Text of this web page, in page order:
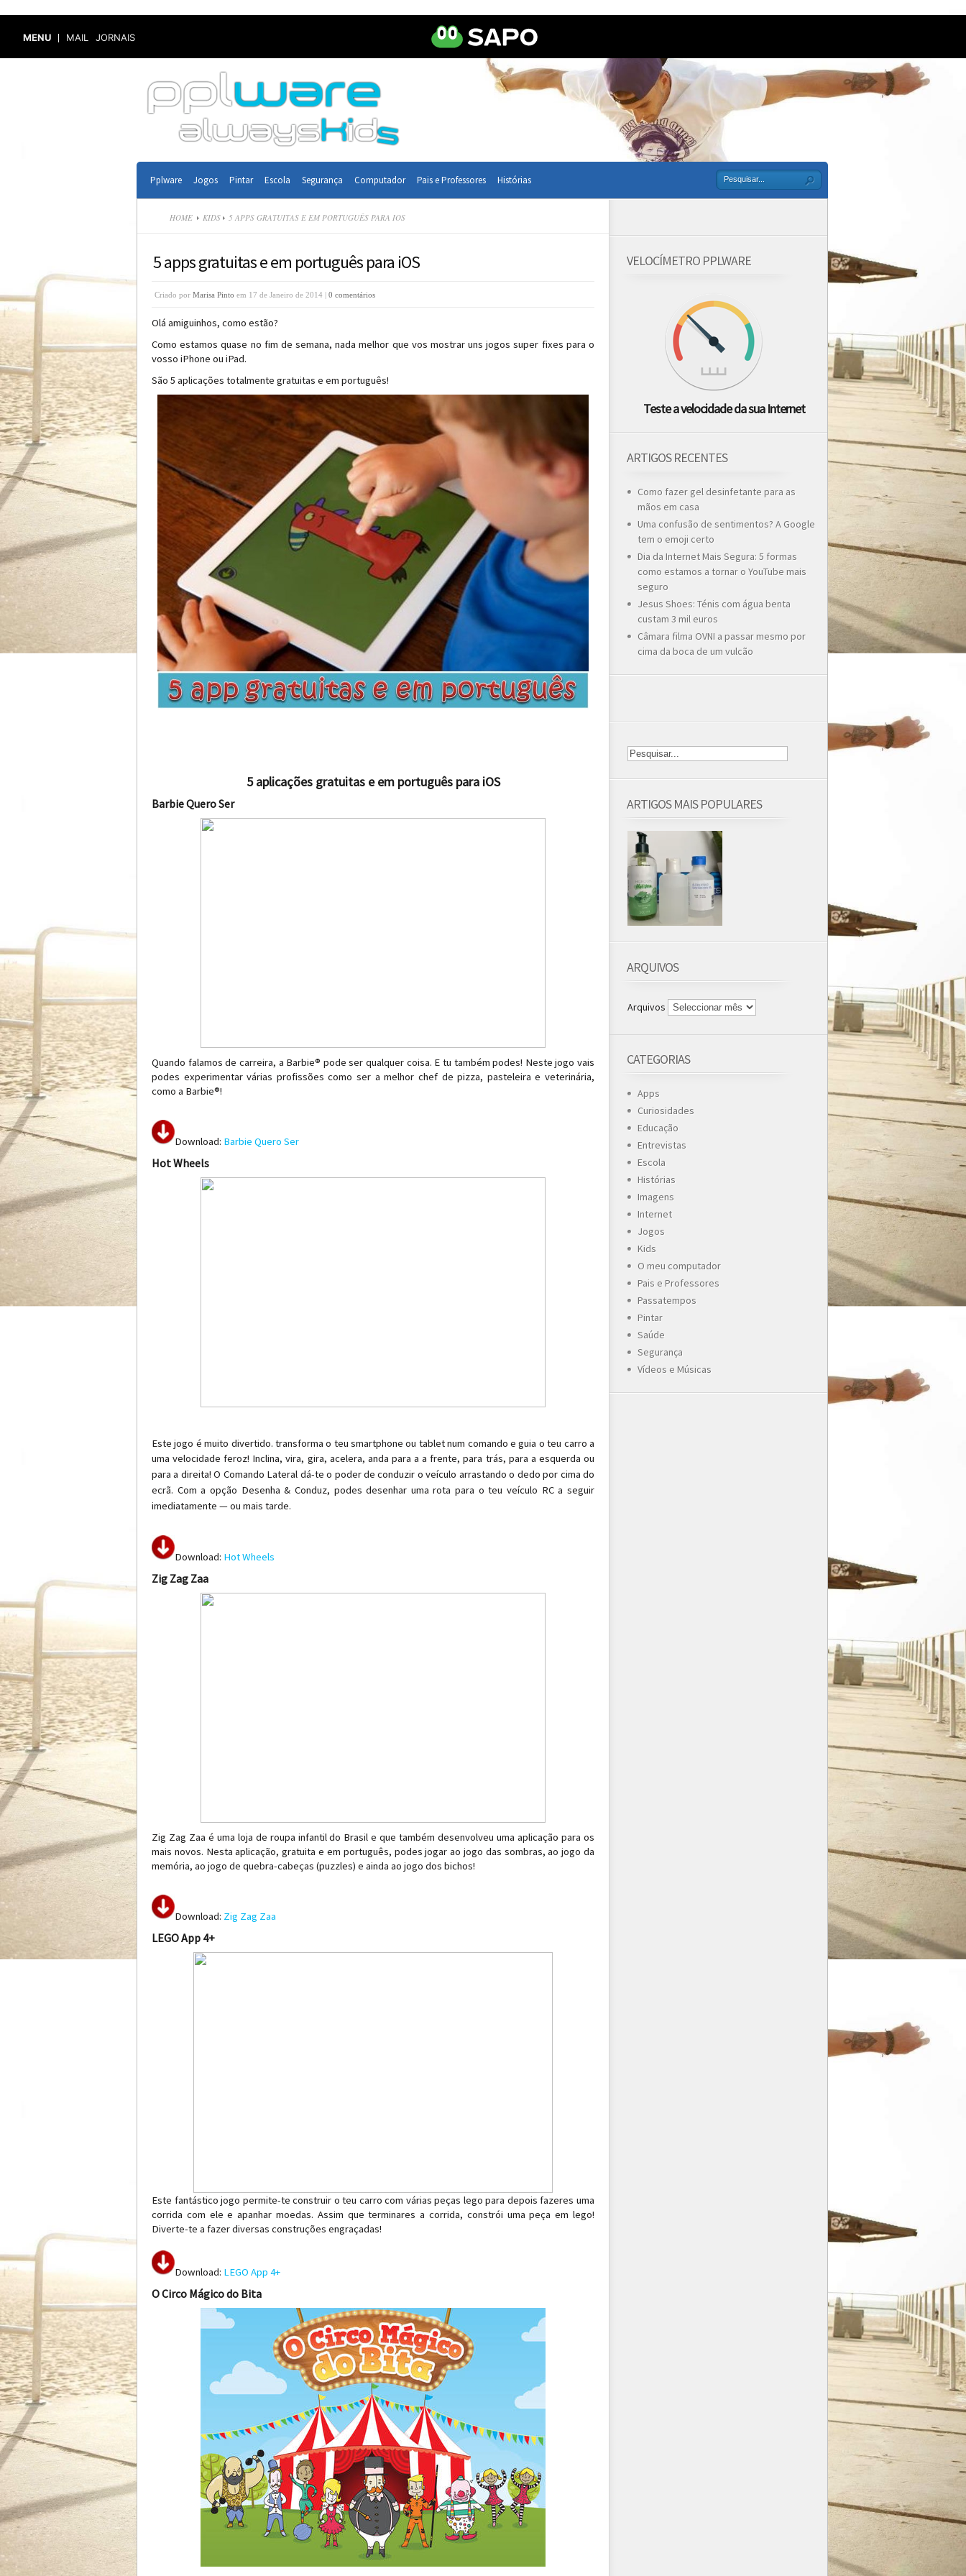
MENU MAIL JORNAIS
Pplware Jogos Pintar Escola Segurança Computador Pais e Professores Histórias
HOME KIDS 5 APPS GRATUITAS E EM PORTUGUÊS PARA IOS
5 apps gratuitas e em português para iOS
Criado por Marisa Pinto em 17 de Janeiro de 2014 | 0 comentários
Olá amiguinhos, como estão?
Como estamos quase no fim de semana, nada melhor que vos mostrar uns jogos super fixes para o
vosso iPhone ou iPad.
São 5 aplicações totalmente gratuitas e em português!
5 aplicações gratuitas e em português para iOS
Barbie Quero Ser
Quando falamos de carreira, a Barbie® pode ser qualquer coisa. E tu também podes! Neste jogo vais
podes experimentar várias profissões como ser a melhor chef de pizza, pasteleira e veterinária,
como a Barbie®!
Download: Barbie Quero Ser
Hot Wheels
Este jogo é muito divertido. transforma o teu smartphone ou tablet num comando e guia o teu carro a
uma velocidade feroz! Inclina, vira, gira, acelera, anda para aa frente, para trás, para a esquerda ou
para a direita!O Comando Lateral dá-te o poder de conduzir o veículo arrastando o dedo por cima do
ecrã. Com a opção Desenha & Conduz, podes desenhar uma rota para o teu veículo RC a seguir
imediatamente — ou mais tarde.
Download: Hot Wheels
Zig Zag Zaa
Zig Zag Zaa é uma loja de roupa infantil do Brasil e que também desenvolveu uma aplicação para os
mais novos. Nesta aplicação, gratuita e em português, podes jogar ao jogo das sombras, ao jogo da
memória, ao jogo de quebra-cabeças (puzzles) e ainda ao jogo dos bichos!
Download: Zig Zag Zaa
LEGO App 4+
Este fantástico jogo permite-te construir o teu carro com várias peças lego para depois fazeres uma
corrida com ele e apanhar moedas. Assim que terminares a corrida, constrói uma peça em lego!
Diverte-te a fazer diversas construções engraçadas!
Download: LEGO App 4+
O Circo Mágico do Bita
VELOCÍMETRO PPLWARE
Teste a velocidade da sua Internet
ARTIGOS RECENTES
Como fazer gel desinfetante para as
mãos em casa
Uma confusão de sentimentos? A Google
tem o emoji certo
Dia da Internet Mais Segura: 5 formas
como estamos a tornar o YouTube mais
seguro
Jesus Shoes: Ténis com água benta
custam 3 mil euros
Câmara filma OVNI a passar mesmo por
cima da boca de um vulcão
ARTIGOS MAIS POPULARES
ARQUIVOS
Arquivos
CATEGORIAS
Apps
Curiosidades
Educação
Entrevistas
Escola
Histórias
Imagens
Internet
Jogos
Kids
O meu computador
Pais e Professores
Passatempos
Pintar
Saúde
Segurança
Vídeos e Músicas